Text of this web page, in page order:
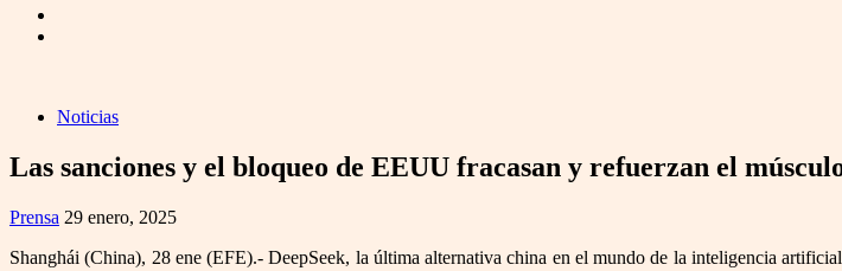
Noticias
Las sanciones y el bloqueo de EEUU fracasan y refuerzan el
Prensa 29 enero, 2025
Shanghái (China), 28 ene (EFE).- DeepSeek, la última alternativa china en el mundo de la inteligencia